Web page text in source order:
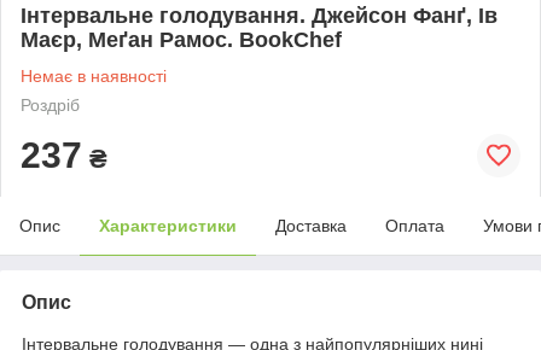
Інтервальне голодування. Джейсон Фанґ, Ів
Маєр, Меґан Рамос. BookChef
Немає в наявності
Роздріб
237 ₴
Опис Характеристики Доставка Оплата Умови
Опис
Інтервальне голодування — одна з найпопулярніших нині